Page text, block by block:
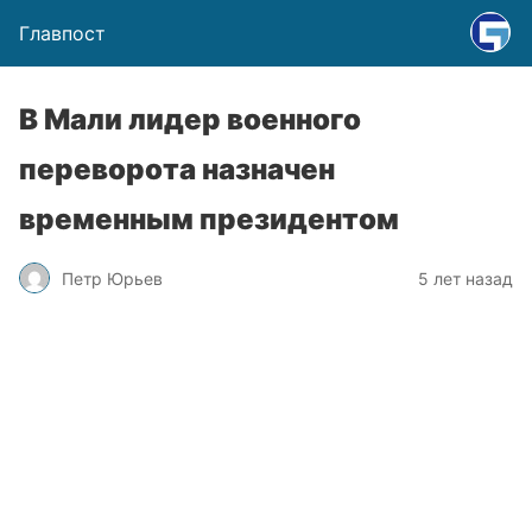
Главпост
В Мали лидер военного
переворота назначен
временным президентом
Петр Юрьев 5 лет назад